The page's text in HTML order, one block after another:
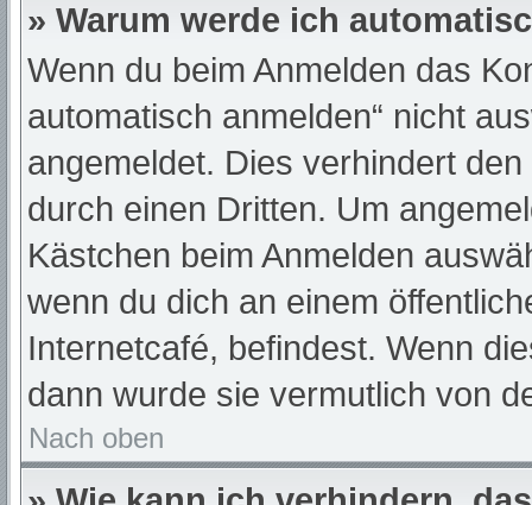
» Warum werde ich
Wenn du beim Anmelden das
automatisch anmelden“ nicht
angemeldet. Dies verhindert
durch einen Dritten. Um
Kästchen beim Anmelden
wenn du dich an einem
Internetcafé, befindest. Wenn
dann wurde sie vermutlich von
Nach oben